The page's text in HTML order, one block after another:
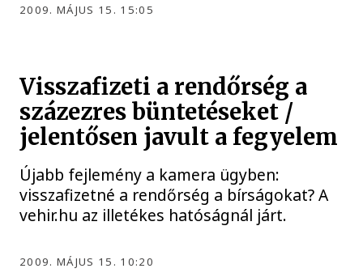
2009. MÁJUS 15. 15:05
Visszafizeti a rendőrség a
százezres büntetéseket /
jelentősen javult a fegyelem
Újabb fejlemény a kamera ügyben:
visszafizetné a rendőrség a bírságokat? A
vehir.hu az illetékes hatóságnál járt.
2009. MÁJUS 15. 10:20